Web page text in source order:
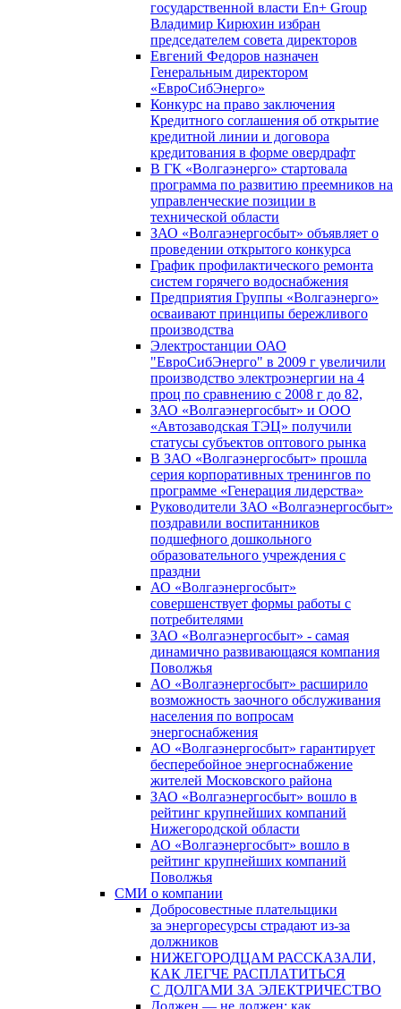
государственной власти En+ Group
Владимир Кирюхин избран
председателем совета директоров
Евгений Федоров назначен
Генеральным директором
«ЕвроСибЭнерго»
Конкурс на право заключения
Кредитного соглашения об открытие
кредитной линии и договора
кредитования в форме овердрафт
В ГК «Волгаэнерго» стартовала
программа по развитию преемников на
управленческие позиции в
технической области
ЗАО «Волгаэнергосбыт» объявляет о
проведении открытого конкурса
График профилактического ремонта
систем горячего водоснабжения
Предприятия Группы «Волгаэнерго»
осваивают принципы бережливого
производства
Электростанции ОАО
"ЕвроСибЭнерго" в 2009 г увеличили
производство электроэнергии на 4
проц по сравнению с 2008 г до 82,
ЗАО «Волгаэнергосбыт» и ООО
«Автозаводская ТЭЦ» получили
статусы субъектов оптового рынка
В ЗАО «Волгаэнергосбыт» прошла
серия корпоративных тренингов по
программе «Генерация лидерства»
Руководители ЗАО «Волгаэнергосбыт»
поздравили воспитанников
подшефного дошкольного
образовательного учреждения с
праздни
АО «Волгаэнергосбыт»
совершенствует формы работы с
потребителями
ЗАО «Волгаэнергосбыт» - самая
динамично развивающаяся компания
Поволжья
АО «Волгаэнергосбыт» расширило
возможность заочного обслуживания
населения по вопросам
энергоснабжения
АО «Волгаэнергосбыт» гарантирует
бесперебойное энергоснабжение
жителей Московского района
ЗАО «Волгаэнергосбыт» вошло в
рейтинг крупнейших компаний
Нижегородской области
АО «Волгаэнергосбыт» вошло в
рейтинг крупнейших компаний
Поволжья
СМИ о компании
Добросовестные плательщики
за энергоресурсы страдают из-за
должников
НИЖЕГОРОДЦАМ РАССКАЗАЛИ,
КАК ЛЕГЧЕ РАСПЛАТИТЬСЯ
С ДОЛГАМИ ЗА ЭЛЕКТРИЧЕСТВО